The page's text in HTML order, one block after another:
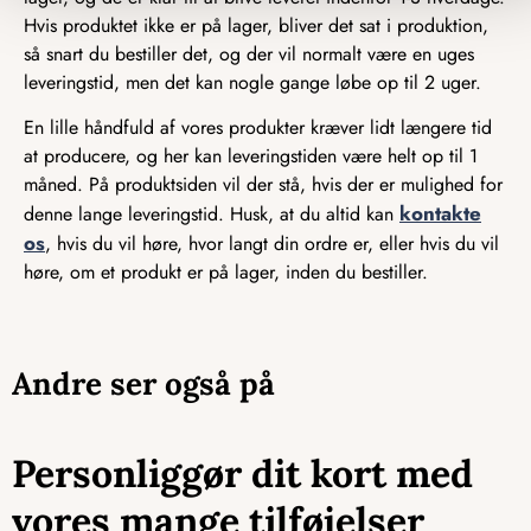
Hvis produktet ikke er på lager, bliver det sat i produktion,
så snart du bestiller det, og der vil normalt være en uges
leveringstid, men det kan nogle gange løbe op til 2 uger.
En lille håndfuld af vores produkter kræver lidt længere tid
at producere, og her kan leveringstiden være helt op til 1
måned. På produktsiden vil der stå, hvis der er mulighed for
denne lange leveringstid. Husk, at du altid kan kontakte
os, hvis du vil høre, hvor langt din ordre er, eller hvis du vil
høre, om et produkt er på lager, inden du bestiller.
Andre ser også på
Personliggør dit kort med
vores mange tilføjelser